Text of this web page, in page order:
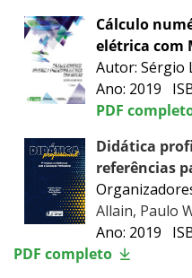
Cálculo
elétrica com
Autor: Sérgio
Ano: 2019
PDF
Didática
referências
Allain, Paulo
Ano: 2019
PDF completo